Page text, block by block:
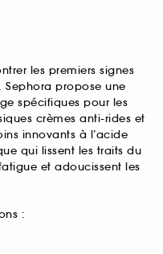
les premiers signes
Sephora propose une
spécifiques pour les
crèmes anti-rides et
innovants à l’acide
qui lissent les traits du
et adoucissent les
: